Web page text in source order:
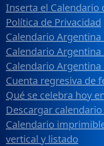
Inserta el Calendario
Política de Privacidad
Calendario Argentina
Calendario Argentina
Calendario Argentina
Cuenta regresiva de
Qué se celebra hoy
Descargar calendario
Calendario
vertical y listado